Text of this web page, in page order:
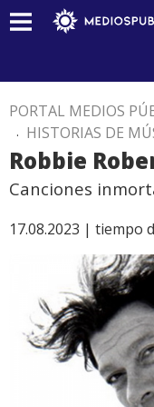
PORTAL MEDIOS
. HISTORIAS DE
Robbie
Canciones
17.08.2023 | tiempo